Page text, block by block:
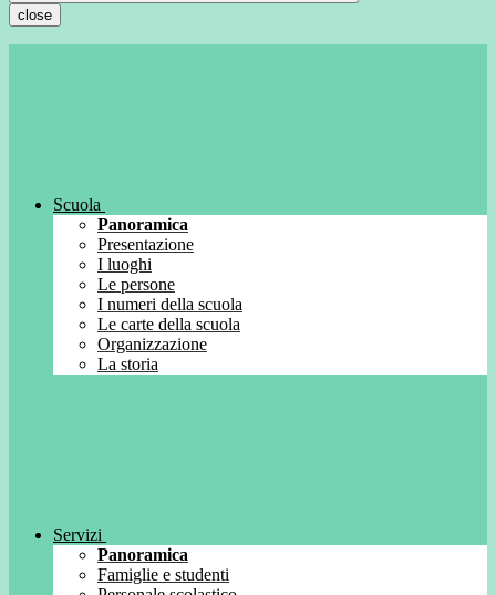
close
Scuola
Panoramica
Presentazione
I luoghi
Le persone
I numeri della scuola
Le carte della scuola
Organizzazione
La storia
Servizi
Panoramica
Famiglie e studenti